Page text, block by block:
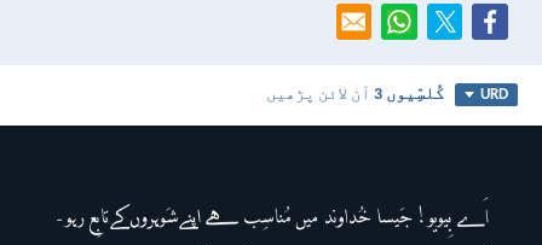
URD کُلسِّیوں 3 آن لائن پڑھیں